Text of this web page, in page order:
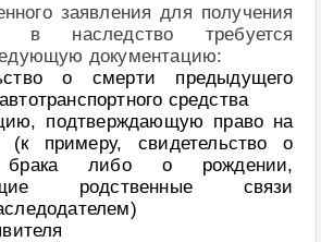
заявления для получения
в наследство требуется
документацию:
о смерти предыдущего
средства
подтверждающую право на
(к примеру, свидетельство о
брака либо о рождении,
родственные связи